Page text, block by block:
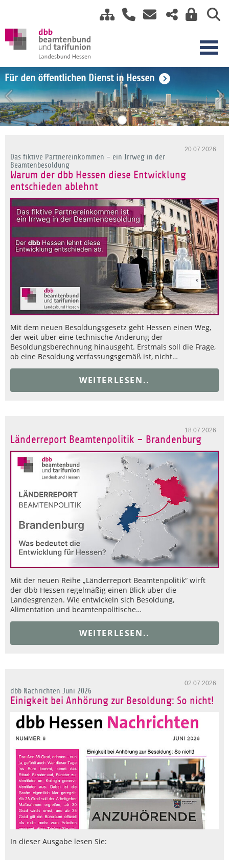
Einkommensrunde TV-H 2026
Für den öffentlichen Dienst in Hessen
20.07.2026
Das fiktive Partnereinkommen – ein Irrweg in der
Beamtenbesoldung
Warum der dbb Hessen diese Entwicklung
entschieden ablehnt
Mit dem neuen Besoldungsgesetz geht Hessen einen Weg,
der weit über eine technische Änderung der
Besoldungsberechnung hinausgeht. Erstmals soll die Frage,
ob eine Besoldung verfassungsgemäß ist, nicht…
WEITERLESEN..
18.07.2026
Länderreport Beamtenpolitik – Brandenburg
Mit der neuen Reihe „Länderreport Beamtenpolitik“ wirft
der dbb Hessen regelmäßig einen Blick über die
Landesgrenzen. Wie entwickeln sich Besoldung,
Alimentation und beamtenpolitische…
WEITERLESEN..
02.07.2026
dbb Nachrichten Juni 2026
Einigkeit bei Anhörung zur Besoldung: So nicht!
In dieser Ausgabe lesen Sie: